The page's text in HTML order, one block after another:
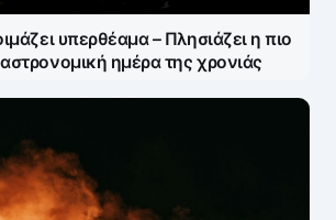
υπερθέαμα – Πλησιάζει η πιο
ημέρα της χρονιάς